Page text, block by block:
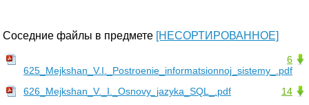
Соседние файлы в предмете [НЕСОРТИРОВАННОЕ]
6
625_Mejkshan_V.I._Postroenie_informatsionnoj_sistemy_.pdf
14
626_Mejkshan_V._I._Osnovy_jazyka_SQL_.pdf